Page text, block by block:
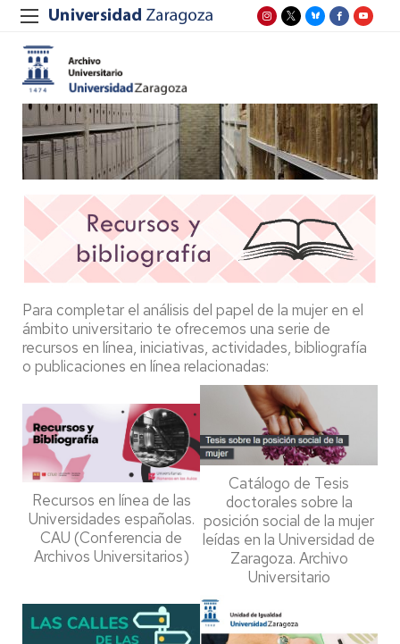
Para completar el análisis del papel de la mujer en el
ámbito universitario te ofrecemos una serie de
recursos en línea, iniciativas, actividades, bibliografía
o publicaciones en línea relacionadas:
Recursos en línea de las
Universidades españolas.
CAU (Conferencia de
Archivos Universitarios)
Catálogo de Tesis
doctorales sobre la
posición social de la mujer
leídas en la Universidad de
Zaragoza. Archivo
Universitario